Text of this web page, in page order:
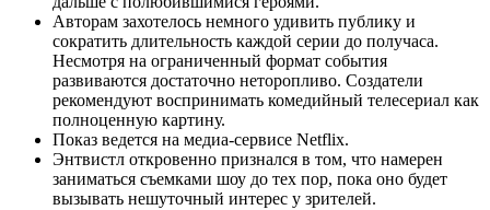
Авторам захотелось немного удивить публику и
сократить длительность каждой серии до получаса.
Несмотря на ограниченный формат события
развиваются достаточно неторопливо. Создатели
рекомендуют воспринимать комедийный телесериал как
полноценную картину.
Показ ведется на медиа-сервисе Netflix.
Энтвистл откровенно признался в том, что намерен
заниматься съемками шоу до тех пор, пока оно будет
вызывать нешуточный интерес у зрителей.